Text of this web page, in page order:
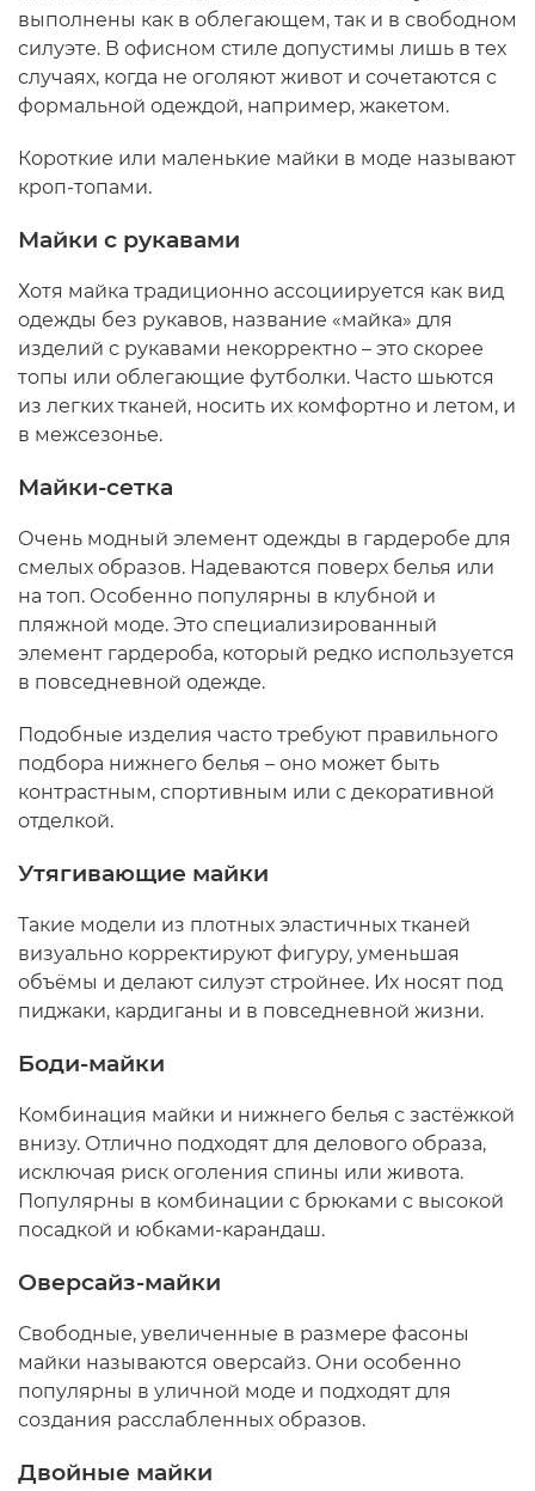
выполнены как в облегающем, так и в свободном
силуэте. В офисном стиле допустимы лишь в тех
случаях, когда не оголяют живот и сочетаются с
формальной одеждой, например, жакетом.
Короткие или маленькие майки в моде называют
кроп-топами.
Майки с рукавами
Хотя майка традиционно ассоциируется как вид
одежды без рукавов, название «майка» для
изделий с рукавами некорректно – это скорее
топы или облегающие футболки. Часто шьются
из легких тканей, носить их комфортно и летом, и
в межсезонье.
Майки-сетка
Очень модный элемент одежды в гардеробе для
смелых образов. Надеваются поверх белья или
на топ. Особенно популярны в клубной и
пляжной моде. Это специализированный
элемент гардероба, который редко используется
в повседневной одежде.
Подобные изделия часто требуют правильного
подбора нижнего белья – оно может быть
контрастным, спортивным или с декоративной
отделкой.
Утягивающие майки
Такие модели из плотных эластичных тканей
визуально корректируют фигуру, уменьшая
объёмы и делают силуэт стройнее. Их носят под
пиджаки, кардиганы и в повседневной жизни.
Боди-майки
Комбинация майки и нижнего белья с застёжкой
внизу. Отлично подходят для делового образа,
исключая риск оголения спины или живота.
Популярны в комбинации с брюками с высокой
посадкой и юбками-карандаш.
Оверсайз-майки
Свободные, увеличенные в размере фасоны
майки называются оверсайз. Они особенно
популярны в уличной моде и подходят для
создания расслабленных образов.
Двойные майки